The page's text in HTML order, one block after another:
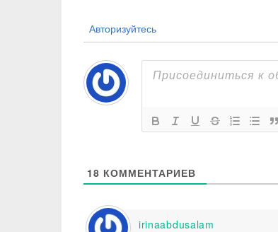
Авторизуйтесь
18 КОММЕНТАРИЕВ
irinaabdusalam